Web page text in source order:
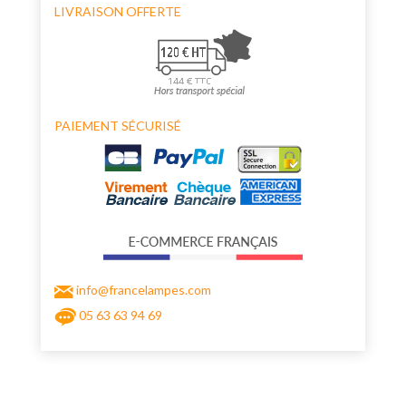
LIVRAISON OFFERTE
PAIEMENT SÉCURISÉ
info@francelampes.com
05 63 63 94 69